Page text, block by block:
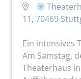
11, 70469
Ein intensives
Am Samstag,
Theaterhaus